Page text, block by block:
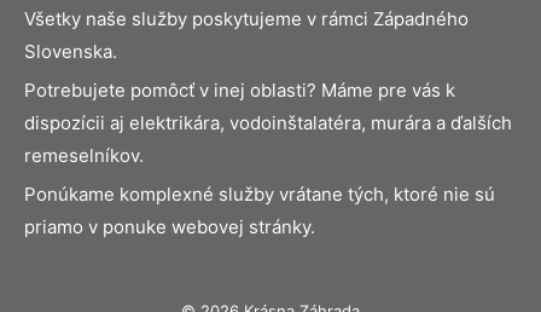
Všetky naše služby poskytujeme v rámci Západného
Slovenska.
Potrebujete pomôcť v inej oblasti? Máme pre vás k
dispozícii aj elektrikára, vodoinštalatéra, murára a ďalších
remeselníkov.
Ponúkame komplexné služby vrátane tých, ktoré nie sú
priamo v ponuke webovej stránky.